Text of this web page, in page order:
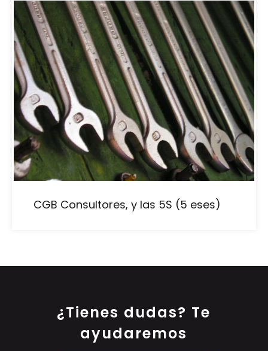
CGB Consultores, y las 5S (5 eses)
¿Tienes dudas? Te
ayudaremos